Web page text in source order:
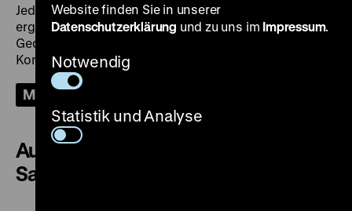
Jedes Jahr wird die Sammlung um etwa 7.000 Objekte
ergänzt und stellt damit ein wachsendes materielles
Gedächtnis deutscher Geschichte im europäischen
Kontext dar.
Mehr
Ausgewählte Themen der
Sammlung
Website finden Sie in unserer
Datenschutzerklärung und zu uns im Impressum.
Notwendig
Statistik und Analyse